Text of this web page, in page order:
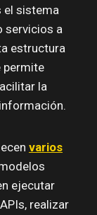
el sistema
servicios a
estructura
permite
la
varios
ejecutar
realizar